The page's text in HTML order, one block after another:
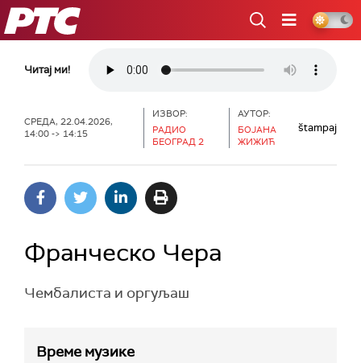
РТС
Читај ми!
СРЕДА, 22.04.2026,
14:00 -> 14:15
ИЗВОР:
РАДИО
БЕОГРАД 2
АУТОР:
БОЈАНА
ЖИЖИЋ
štampaj
Франческо Чера
Чембалиста и оргуљаш
Време музике